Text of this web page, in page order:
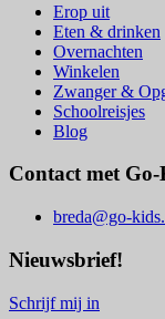
Erop uit
Eten & drinken
Overnachten
Winkelen
Zwanger &
Schoolreisjes
Blog
Contact met
breda@go-
Nieuwsbrief!
Schrijf mij in